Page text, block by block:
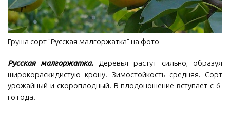
Груша сорт "Русская малгоржатка" на фото
Русская малгоржатка. Деревья растут сильно, образуя
широкораскидистую крону. Зимостойкость средняя. Сорт
урожайный и скороплодный. В плодоношение вступает с 6-
го года.